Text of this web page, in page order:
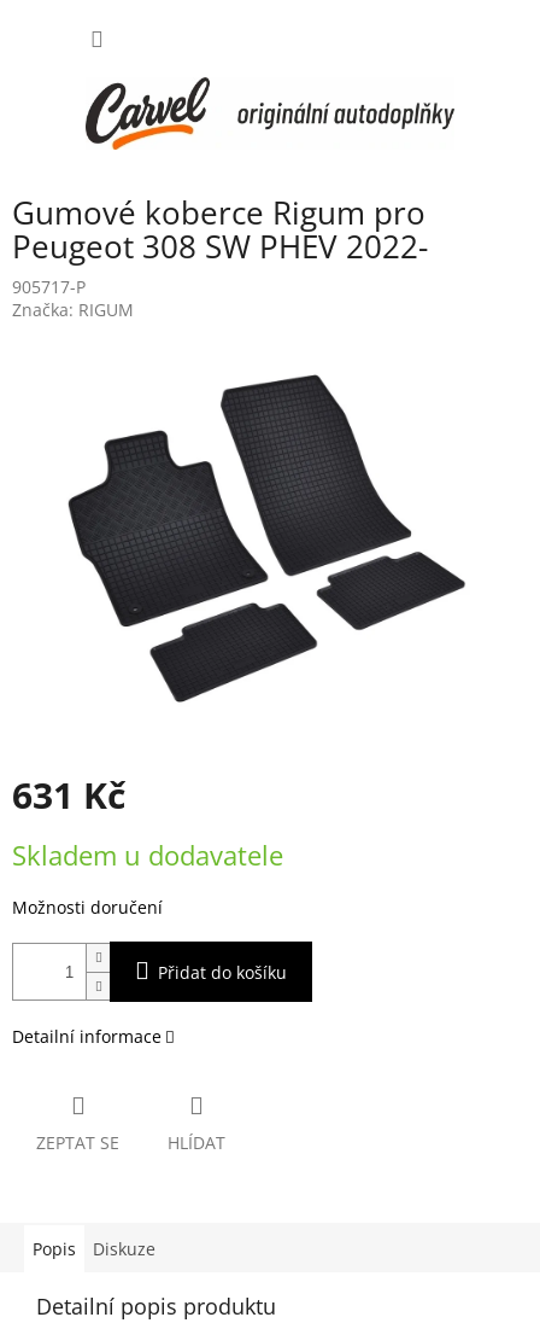
Gumové koberce Rigum pro
Peugeot 308 SW PHEV 2022-
905717-P
Značka: RIGUM
631 Kč
cena:
Skladem u dodavatele
Možnosti doručení
Přidat do košíku
Detailní informace
ZEPTAT SE HLÍDAT
Popis Diskuze
Detailní popis produktu